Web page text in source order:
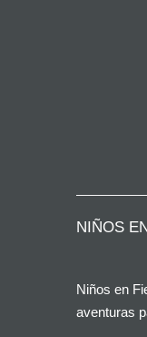
NIÑOS
Niños en
aventuras